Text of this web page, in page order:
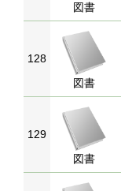
図書
128
図書
129
図書